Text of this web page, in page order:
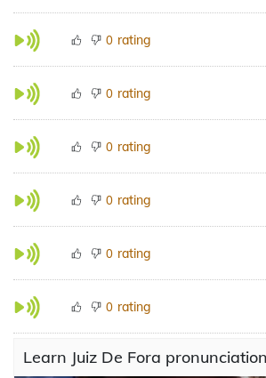
0 rating
0 rating
0 rating
0 rating
0 rating
0 rating
Learn Juiz De Fora